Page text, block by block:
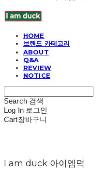
HOME
브랜드 카테고리
ABOUT
Q&A
REVIEW
NOTICE
Search 검색
Log In 로그인
Cart장바구니
I am duck 아이엠덕